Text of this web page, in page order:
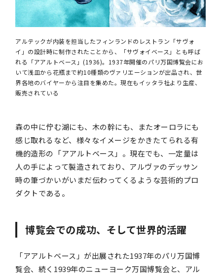
アルテックが内装を担当したフィンランドのレストラン「サヴォ
イ」の設計時に制作されたことから、「サヴォイベース」とも呼ば
れる「アアルトベース」(1936)。1937年開催のパリ万国博覧会にお
いて浅皿から花瓶まで約10種類のヴァリエーションが出品され、世
界各地のバイヤーから注目を集めた。現在もイッタラ社より生産、
販売されている
森の中に佇む湖にも、木の幹にも、またオーロラにも
感じ取れるなど、様々なイメージをかきたてられる有
機的造形の「アアルトベース」。現在でも、一定量は
人の手によって製造されており、アルヴァのデッサン
時の筆づかいがいまだ伝わってくるような芸術的プロ
ダクトである。
博覧会での成功、そして世界的活躍
「アアルトベース」が出展された1937年のパリ万国博
覧会、続く1939年のニューヨーク万国博覧会と、アル